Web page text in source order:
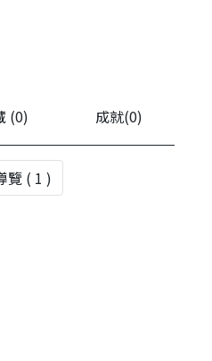
(0) 成就(0)
覽 ( 1 )